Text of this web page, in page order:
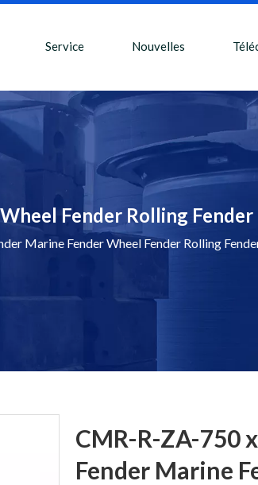
Service Nouvelles
Fender Rolling
Marine Fender Wheel Fender Rolling
CMR-R-ZA-750
Fender Marine